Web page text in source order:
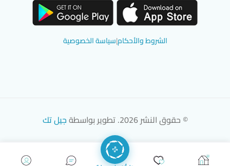
الشروط والأحكام|سياسة الخصوصية
© حقوق النشر 2026. تطوير بواسطة جيل تك